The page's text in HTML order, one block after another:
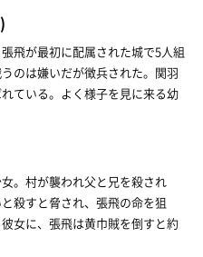
飛が最初に配属された城で5人組
のは嫌いだが徴兵された。関羽
ている。よく様子を見に来る幼
。村が襲われ父と兄を殺され
殺すと脅され、張飛の命を狙
女に、張飛は黄巾賊を倒すと約